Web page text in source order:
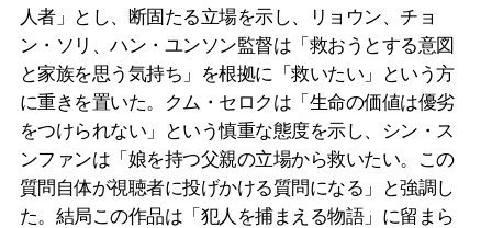
人者」とし、断固たる立場を示し、リョウン、チョ
ン・ソリ、ハン・ユンソン監督は「救おうとする意図
と家族を思う気持ち」を根拠に「救いたい」という方
に重きを置いた。クム・セロクは「生命の価値は優劣
をつけられない」という慎重な態度を示し、シン・ス
ンファンは「娘を持つ父親の立場から救いたい。この
質問自体が視聴者に投げかける質問になる」と強調し
た。結局この作品は「犯人を捕まえる物語」に留まら